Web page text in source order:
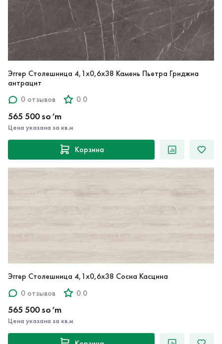
Эггер Столешница 4,1х0,6х38 Камень Пьетра Гриджиа
антрацит
0 отзывов
565 500 so‘m
Цена указана за кв.м
Эггер Столешница 4,1х0,6х38 Сосна Касцина
0 отзывов
0.0
565 500 so‘m
Цена указана за кв.м